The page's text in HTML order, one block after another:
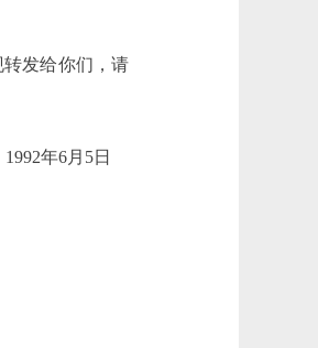
发给你们，请
年6月5日